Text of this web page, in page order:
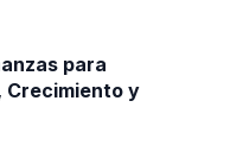
para
Crecimiento y